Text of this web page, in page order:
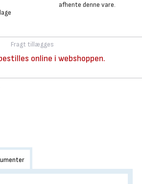
afhente denne vare.
Fragt tillægges
online i webshoppen.